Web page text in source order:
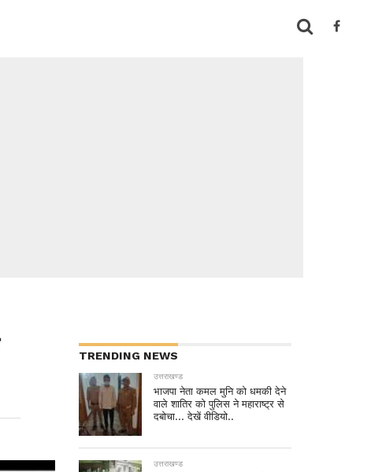
TRENDING NEWS
उत्तराखण्ड
भाजपा नेता कमल मुनि को धमकी देने
वाले शातिर को पुलिस ने महाराष्ट्र से
दबोचा… देखें वीडियो..
उत्तराखण्ड